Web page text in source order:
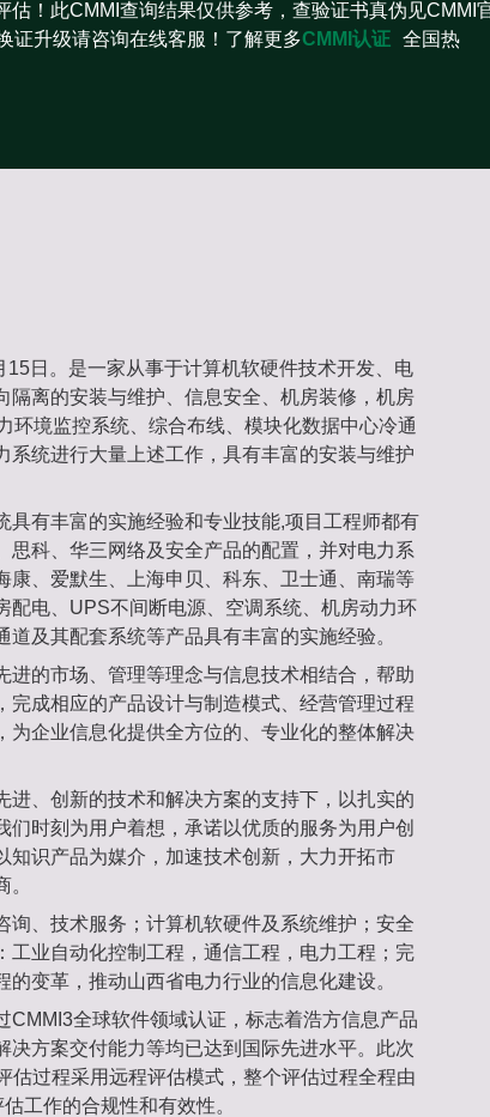
估！此CMMI查询结果仅供参考，查验证书真伪见CMMI
证升级请咨询在线客服！了解更多CMMI认证 全国热
日。是一家从事于计算机软硬件技术开发、电
隔离的安装与维护、信息安全、机房装修，机房
环境监控系统、综合布线、模块化数据中心冷通
统进行大量上述工作，具有丰富的安装与维护
有丰富的实施经验和专业技能,项目工程师都有
科、华三网络及安全产品的配置，并对电力系
、爱默生、上海申贝、科东、卫士通、南瑞等
配电、UPS不间断电源、空调系统、机房动力环
及其配套系统等产品具有丰富的实施经验。
的市场、管理等理念与信息技术相结合，帮助
成相应的产品设计与制造模式、经营管理过程
为企业信息化提供全方位的、专业化的整体解决
、创新的技术和解决方案的支持下，以扎实的
时刻为用户着想，承诺以优质的服务为用户创
识产品为媒介，加速技术创新，大力开拓市
、技术服务；计算机软硬件及系统维护；安全
业自动化控制工程，通信工程，电力工程；完
变革，推动山西省电力行业的信息化建设。
全球软件领域认证，标志着浩方信息产品
方案交付能力等均已达到国际先进水平。此次
估过程采用远程评估模式，整个评估过程全程由
工作的合规性和有效性。